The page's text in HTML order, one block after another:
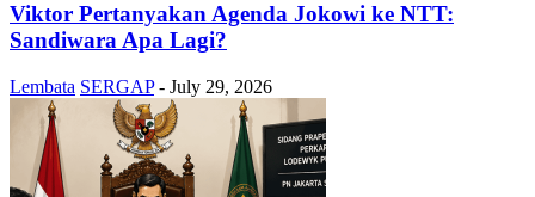
Viktor Pertanyakan Agenda Jokowi ke NTT:
Sandiwara Apa Lagi?
Lembata SERGAP - July 29, 2026